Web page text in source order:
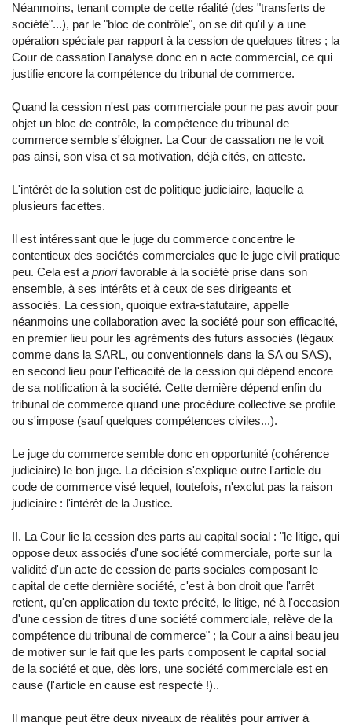
Néanmoins, tenant compte de cette réalité (des "transferts de
société"...), par le "bloc de contrôle", on se dit qu'il y a une
opération spéciale par rapport à la cession de quelques titres ; la
Cour de cassation l'analyse donc en n acte commercial, ce qui
justifie encore la compétence du tribunal de commerce.
Quand la cession n'est pas commerciale pour ne pas avoir pour
objet un bloc de contrôle, la compétence du tribunal de
commerce semble s'éloigner. La Cour de cassation ne le voit
pas ainsi, son visa et sa motivation, déjà cités, en atteste.
L'intérêt de la solution est de politique judiciaire, laquelle a
plusieurs facettes.
Il est intéressant que le juge du commerce concentre le
contentieux des sociétés commerciales que le juge civil pratique
peu. Cela est a priorifavorable à la société prise dans son
ensemble, à ses intérêts et à ceux de ses dirigeants et
associés. La cession, quoique extra-statutaire, appelle
néanmoins une collaboration avec la société pour son efficacité,
en premier lieu pour les agréments des futurs associés (légaux
comme dans la SARL, ou conventionnels dans la SA ou SAS),
en second lieu pour l'efficacité de la cession qui dépend encore
de sa notification à la société. Cette dernière dépend enfin du
tribunal de commerce quand une procédure collective se profile
ou s'impose (sauf quelques compétences civiles...).
Le juge du commerce semble donc en opportunité (cohérence
judiciaire) le bon juge. La décision s'explique outre l'article du
code de commerce visé lequel, toutefois, n'exclut pas la raison
judiciaire : l'intérêt de la Justice.
II. La Cour lie la cession des parts au capital social : "le litige, qui
oppose deux associés d'une société commerciale, porte sur la
validité d'un acte de cession de parts sociales composant le
capital de cette dernière société, c'est à bon droit que l'arrêt
retient, qu'en application du texte précité, le litige, né à l'occasion
d'une cession de titres d'une société commerciale, relève de la
compétence du tribunal de commerce" ; la Cour a ainsi beau jeu
de motiver sur le fait que les parts composent le capital social
de la société et que, dès lors, une société commerciale est en
cause (l'article en cause est respecté !)..
Il manque peut être deux niveaux de réalités pour arriver à